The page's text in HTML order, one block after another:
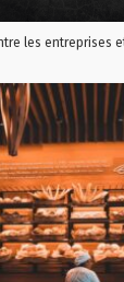
les entreprises